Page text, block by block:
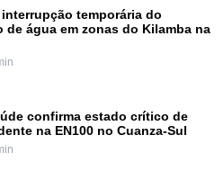
temporária do
de água em zonas do Kilamba na
confirma estado crítico de
na EN100 no Cuanza-Sul